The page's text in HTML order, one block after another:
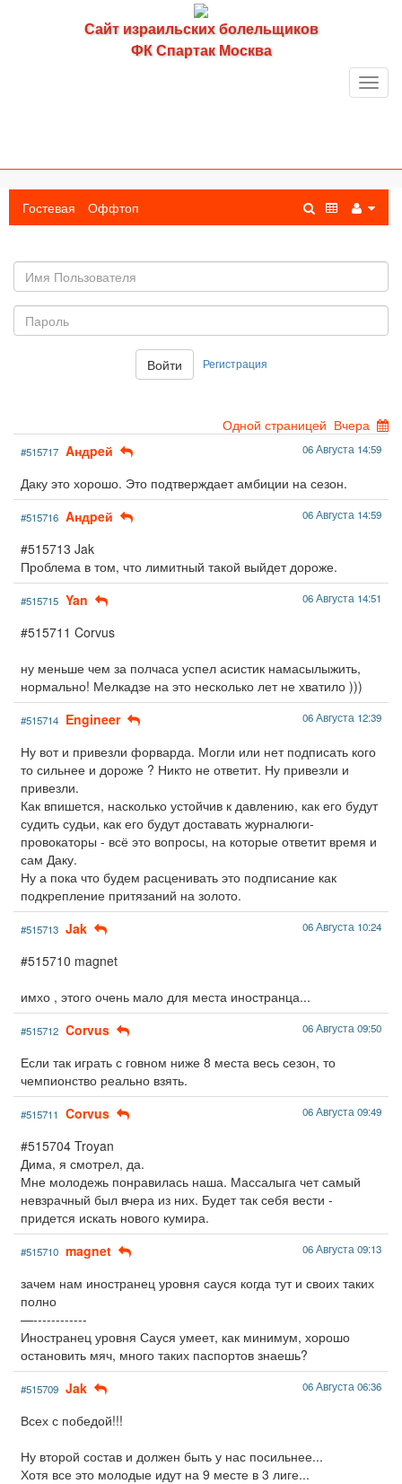
Сайт израильских болельщиков
ФК Спартак Москва
Гостевая Оффтоп
пользователя
Войти Регистрация
Одной страницей Вчера
#515717 Aндpeй 06 Августа 14:59
Даку это хорошо. Это подтверждает амбиции на сезон.
#515716 Aндpeй 06 Августа 14:59
#515713 Jak
Проблема в том, что лимитный такой выйдет дороже.
#515715 Yan 06 Августа 14:51
#515711 Corvus
ну меньше чем за полчаса успел асистик намасылыжить,
нормально! Мелкадзе на это несколько лет не хватило )))
#515714 Engineer 06 Августа 12:39
Ну вот и привезли форварда. Могли или нет подписать кого
то сильнее и дороже ? Никто не ответит. Ну привезли и
привезли.
Как впишется, насколько устойчив к давлению, как его будут
судить судьи, как его будут доставать журналюги-
провокаторы - всё это вопросы, на которые ответит время и
сам Даку.
Ну а пока что будем расценивать это подписание как
подкрепление притязаний на золото.
#515713 Jak 06 Августа 10:24
#515710 magnet
имхо , этого очень мало для места иностранца...
#515712 Corvus 06 Августа 09:50
Если так играть с говном ниже 8 места весь сезон, то
чемпионство реально взять.
#515711 Corvus 06 Августа 09:49
#515704 Troyan
Дима, я смотрел, да.
Мне молодежь понравилась наша. Массалыга чет самый
невзрачный был вчера из них. Будет так себя вести -
придется искать нового кумира.
#515710 magnet 06 Августа 09:13
зачем нам иностранец уровня сауся когда тут и своих таких
полно
—------------
Иностранец уровня Сауся умеет, как минимум, хорошо
остановить мяч, много таких паспортов знаешь?
#515709 Jak 06 Августа 06:36
Всех с победой!!!
Ну второй состав и должен быть у нас посильнее...
Хотя все это молодые идут на 9 месте в 3 лиге...